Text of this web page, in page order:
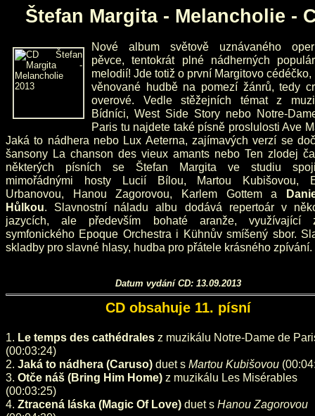
Štefan Margita - Melancholie -
Nové album světově uznávaného
pěvce, tentokrát plné nádherných
melodií! Jde totiž o první Margitovo cédéčko,
věnované hudbě na pomezí žánrů, tedy
overové. Vedle stěžejních témat z
Bídníci, West Side Story nebo Notre-
Paris tu najdete také písně proslulosti Ave
Jaká to nádhera nebo Lux Aeterna, zajímavých verzí se
šansony La chanson des vieux amants nebo Ten zlodej
některých písních se Štefan Margita ve studiu
mimořádnými hosty Lucií Bílou, Martou Kubišovou,
Urbanovou, Hanou Zagorovou, Karlem Gottem a
Hůlkou. Slavnostní náladu albu dodává repertoár v
jazycích, ale především bohaté aranže, využívající
symfonického Epoque Orchestra i Kühnův smíšený sbor.
skladby pro slavné hlasy, hudba pro přátele krásného zpívání.
Datum vydání CD: 13.09.2013
CD obsahuje 11. písní
1. Le temps des cathédrales z muzikálu Notre-Dame de
(00:03:24)
2. Jaká to nádhera (Caruso) duet s Martou Kubišovou
3. Otče náš (Bring Him Home) z muzikálu Les Misérables
(00:03:25)
4. Ztracená láska (Magic Of Love) duet s Hanou Zagorovou